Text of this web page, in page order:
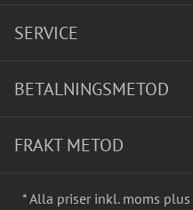
SERVICE
BETALNINGSMETOD
FRAKT METOD
* Alla priser inkl. moms plus